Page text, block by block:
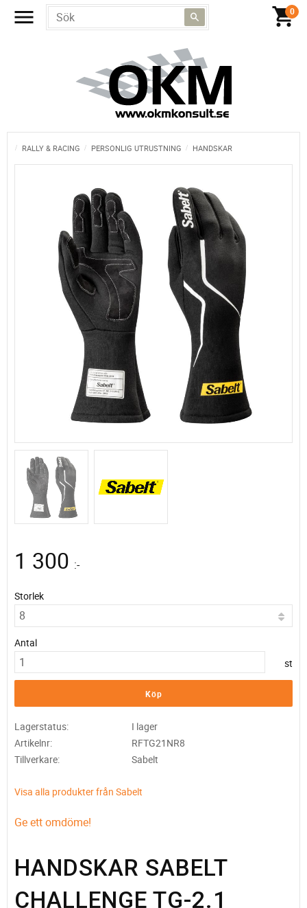
RALLY & RACING PERSONLIG UTRUSTNING HANDSKAR
1 300 :-
Storlek
Antal
st
Köp
Lagerstatus
I lager
Artikelnr
RFTG21NR8
Tillverkare
Sabelt
Visa alla produkter från Sabelt
Ge ett omdöme!
HANDSKAR SABELT
CHALLENGE TG-2.1